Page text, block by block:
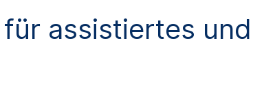
assistiertes